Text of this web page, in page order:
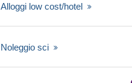
Alloggi low cost/hotel
Noleggio sci